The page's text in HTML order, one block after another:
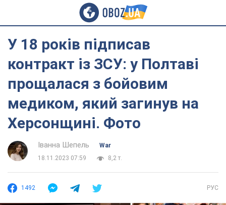
У 18 років підписав
контракт із ЗСУ: у Полтаві
прощалася з бойовим
медиком, який загинув на
Херсонщині. Фото
Іванна Шепель
War
18.11.2023 07:59
8,2 т.
1492 РУС